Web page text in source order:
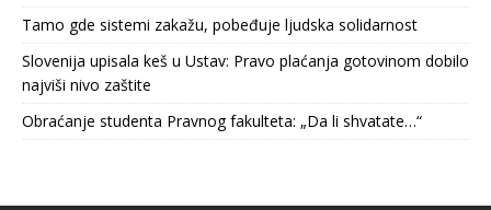
Tamo gde sistemi zakažu, pobeđuje ljudska solidarnost
Slovenija upisala keš u Ustav: Pravo plaćanja gotovinom dobilo
najviši nivo zaštite
Obraćanje studenta Pravnog fakulteta: „Da li shvatate…“